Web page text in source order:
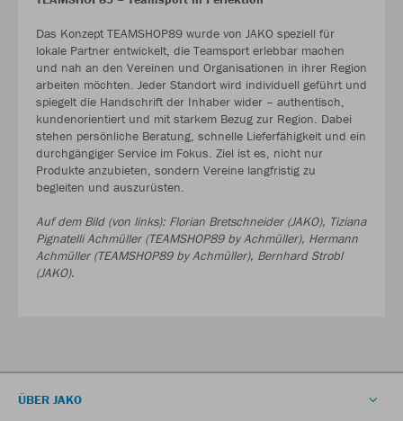
Das Konzept TEAMSHOP89 wurde von JAKO speziell für
lokale Partner entwickelt, die Teamsport erlebbar machen
und nah an den Vereinen und Organisationen in ihrer Region
arbeiten möchten. Jeder Standort wird individuell geführt und
spiegelt die Handschrift der Inhaber wider – authentisch,
kundenorientiert und mit starkem Bezug zur Region. Dabei
stehen persönliche Beratung, schnelle Lieferfähigkeit und ein
durchgängiger Service im Fokus. Ziel ist es, nicht nur
Produkte anzubieten, sondern Vereine langfristig zu
begleiten und auszurüsten.
Auf dem Bild (von links): Florian Bretschneider (JAKO), Tiziana
Pignatelli Achmüller (TEAMSHOP89 by Achmüller), Hermann
Achmüller (TEAMSHOP89 by Achmüller), Bernhard Strobl
(JAKO).
ÜBER JAKO